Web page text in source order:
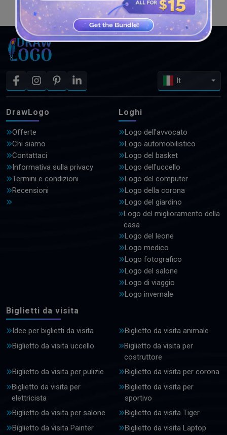
GUARDA PIÙ DISEGNI
It
DrawLogo
Offerte
Chi siamo
Contattaci
Informativa sulla privacy
Termini e condizioni
Recensioni
Loghi
Logo dell'avvocato
Logo automobilistico
Logo del basket
Logo dell'uccello
Logo del computer
Logo della corona
Logo del giardino
Logo del miglioramento della
casa
Logo del leone
Logo medico
Logo fotografico
Logo del salone
Logo di viaggio
Logo invernale
Biglietti da visita
Idee per biglietti da visita
Biglietto da visita animale
Biglietto da visita uccello
Biglietto da visita per
costruttore
Biglietto da visita per pulizie
Biglietto da visita per corona
Biglietto da visita per
elettricista
Biglietto da visita per
sportivo
Biglietto da visita per salone
Biglietto da visita Tiger
Biglietto da visita Painter
Biglietto da visita Laptop